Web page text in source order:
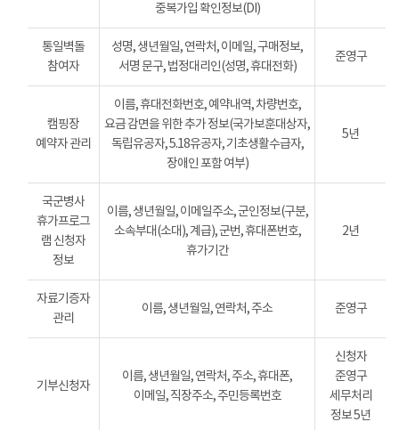
중복가입 확인정보(DI)
통일벽돌
참여자
성명, 생년월일, 연락처, 이메일, 구매정보,
서명 문구, 법정대리인(성명, 휴대전화)
준영구
캠핑장
예약자 관리
이름, 휴대전화번호, 예약내역, 차량번호,
요금 감면을 위한 추가 정보(국가보훈대상자,
독립유공자, 5.18유공자, 기초생활수급자,
장애인 포함 여부)
5년
국군병사
휴가프로그
램 신청자
정보
이름, 생년월일, 이메일주소, 군인정보(구분,
소속부대(소대), 계급), 군번, 휴대폰번호,
휴가기간
2년
자료기증자
관리
이름, 생년월일, 연락처, 주소 준영구
기부신청자
이름, 생년월일, 연락처, 주소, 휴대폰,
이메일, 직장주소, 주민등록번호
신청자
준영구
세무처리
정보 5년